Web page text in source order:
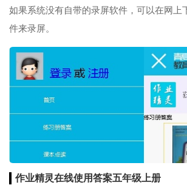
如果系统没有自带的录屏软件，可以在网上
件来录屏。
作业精灵在线使用答案五年级上册